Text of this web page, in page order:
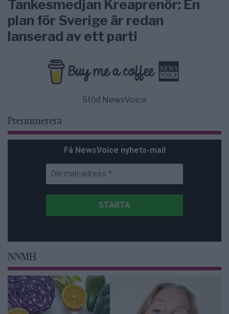
Tankesmedjan Kreaprenör: En
plan för Sverige är redan
lanserad av ett parti
Stöd NewsVoice
Prenumerera
Få NewsVoice nyhets-mail
NNMH